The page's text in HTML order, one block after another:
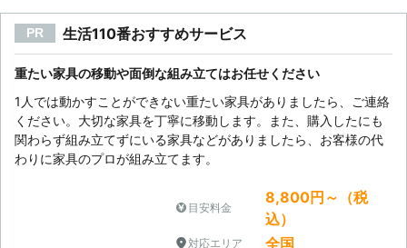
PR 生活110番おすすめサービス
重たい家具の移動や面倒な組み立てはお任せください
1人では動かすことができない重たい家具がありましたら、ご連絡
ください。大切な家具を丁寧に移動します。また、購入したにも
関わらず組み立てずにいる家具などがありましたら、お客様の代
わりに家具のプロが組み立てます。
目安料金
8,800円～（税
込）
対応エリア 全国